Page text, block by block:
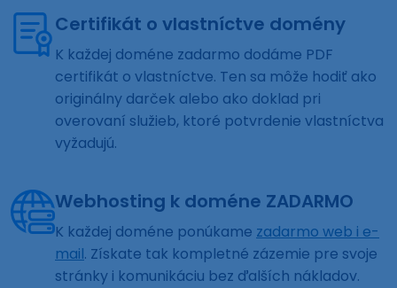
Certifikát o vlastníctve domény
K každej doméne zadarmo dodáme PDF
certifikát o vlastníctve. Ten sa môže hodiť ako
originálny darček alebo ako doklad pri
overovaní služieb, ktoré potvrdenie vlastníctva
vyžadujú.
Webhosting k doméne ZADARMO
K každej doméne ponúkame zadarmo web i e-
mail. Získate tak kompletné zázemie pre svoje
stránky i komunikáciu bez ďalších nákladov.